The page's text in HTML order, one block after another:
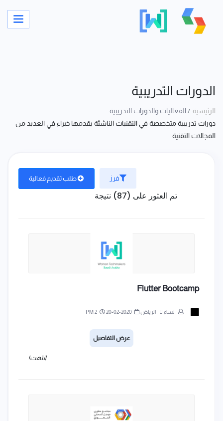
الدورات التدريبية
الرئيسية
الفعاليات والدورات التدريبية
دورات تدريبية متخصصة في التقنيات الناشئة يقدمها خبراء في العديد من
المجالات التقنية
طلب تقديم فعالية فرز
تم العثور على (87) نتيجة
Flutter Bootcamp
نساء الرياض 2020-02-20
2 PM
عرض التفاصيل
انتهت!